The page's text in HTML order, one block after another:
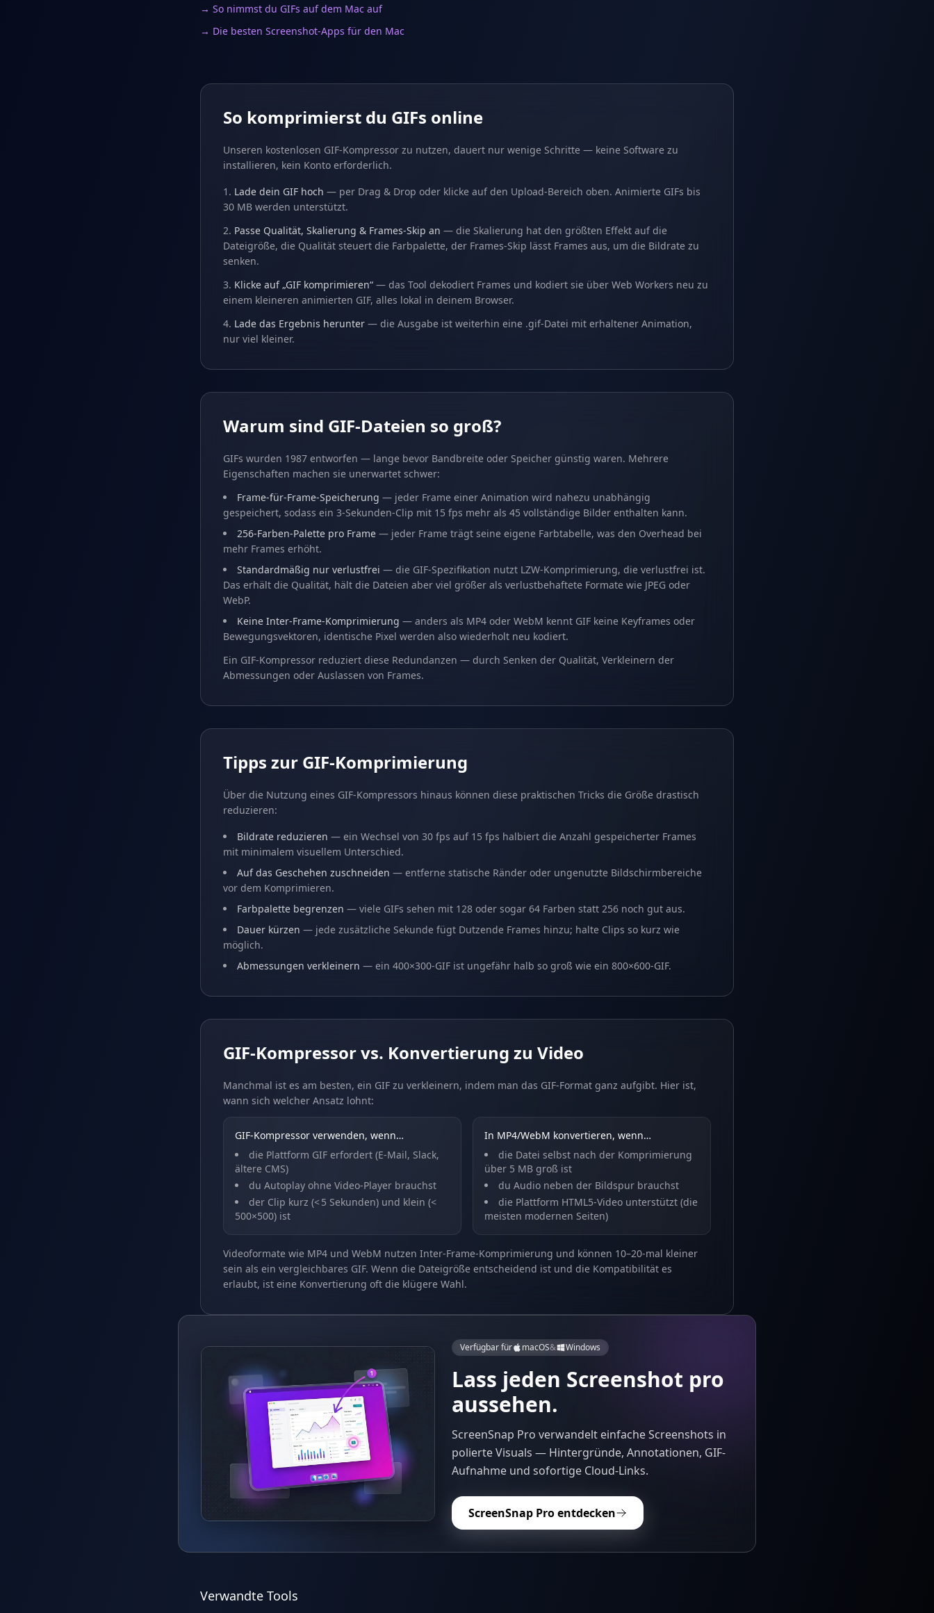
→ So nimmst du GIFs auf dem Mac auf
→ Die besten Screenshot-Apps für den Mac
So komprimierst du GIFs online
Unseren kostenlosen GIF-Kompressor zu nutzen, dauert nur wenige Schritte — keine Software zu
installieren, kein Konto erforderlich.
Lade dein GIF hoch — per Drag & Drop oder klicke auf den Upload-Bereich oben. Animierte GIFs bis
30 MB werden unterstützt.
Passe Qualität, Skalierung & Frames-Skip an — die Skalierung hat den größten Effekt auf die
Dateigröße, die Qualität steuert die Farbpalette, der Frames-Skip lässt Frames aus, um die Bildrate zu
senken.
Klicke auf „GIF komprimieren“ — das Tool dekodiert Frames und kodiert sie über Web Workers neu zu
einem kleineren animierten GIF, alles lokal in deinem Browser.
Lade das Ergebnis herunter — die Ausgabe ist weiterhin eine .gif-Datei mit erhaltener Animation,
nur viel kleiner.
Warum sind GIF-Dateien so groß?
GIFs wurden 1987 entworfen — lange bevor Bandbreite oder Speicher günstig waren. Mehrere
Eigenschaften machen sie unerwartet schwer:
Frame-für-Frame-Speicherung — jeder Frame einer Animation wird nahezu unabhängig
gespeichert, sodass ein 3-Sekunden-Clip mit 15 fps mehr als 45 vollständige Bilder enthalten kann.
256-Farben-Palette pro Frame — jeder Frame trägt seine eigene Farbtabelle, was den Overhead bei
mehr Frames erhöht.
Standardmäßig nur verlustfrei — die GIF-Spezifikation nutzt LZW-Komprimierung, die verlustfrei ist.
Das erhält die Qualität, hält die Dateien aber viel größer als verlustbehaftete Formate wie JPEG oder
WebP.
Keine Inter-Frame-Komprimierung — anders als MP4 oder WebM kennt GIF keine Keyframes oder
Bewegungsvektoren, identische Pixel werden also wiederholt neu kodiert.
Ein GIF-Kompressor reduziert diese Redundanzen — durch Senken der Qualität, Verkleinern der
Abmessungen oder Auslassen von Frames.
Tipps zur GIF-Komprimierung
Über die Nutzung eines GIF-Kompressors hinaus können diese praktischen Tricks die Größe drastisch
reduzieren:
Bildrate reduzieren — ein Wechsel von 30 fps auf 15 fps halbiert die Anzahl gespeicherter Frames
mit minimalem visuellem Unterschied.
Auf das Geschehen zuschneiden — entferne statische Ränder oder ungenutzte Bildschirmbereiche
vor dem Komprimieren.
Farbpalette begrenzen — viele GIFs sehen mit 128 oder sogar 64 Farben statt 256 noch gut aus.
Dauer kürzen — jede zusätzliche Sekunde fügt Dutzende Frames hinzu; halte Clips so kurz wie
möglich.
Abmessungen verkleinern — ein 400×300-GIF ist ungefähr halb so groß wie ein 800×600-GIF.
GIF-Kompressor vs. Konvertierung zu Video
Manchmal ist es am besten, ein GIF zu verkleinern, indem man das GIF-Format ganz aufgibt. Hier ist,
wann sich welcher Ansatz lohnt:
GIF-Kompressor verwenden, wenn…
die Plattform GIF erfordert (E-Mail, Slack,
ältere CMS)
du Autoplay ohne Video-Player brauchst
der Clip kurz (< 5 Sekunden) und klein (<
500×500) ist
In MP4/WebM konvertieren, wenn…
die Datei selbst nach der Komprimierung
über 5 MB groß ist
du Audio neben der Bildspur brauchst
die Plattform HTML5-Video unterstützt (die
meisten modernen Seiten)
Videoformate wie MP4 und WebM nutzen Inter-Frame-Komprimierung und können 10–20-mal kleiner
sein als ein vergleichbares GIF. Wenn die Dateigröße entscheidend ist und die Kompatibilität es
erlaubt, ist eine Konvertierung oft die klügere Wahl.
Verfügbar für macOS& Windows
Lass jeden Screenshot pro
aussehen.
ScreenSnap Pro verwandelt einfache Screenshots in
polierte Visuals — Hintergründe, Annotationen, GIF-
Aufnahme und sofortige Cloud-Links.
ScreenSnap Pro entdecken
Verwandte Tools